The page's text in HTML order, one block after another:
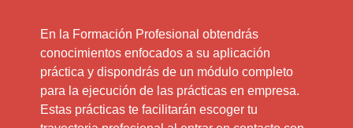
En la Formación Profesional obtendrás
conocimientos enfocados a su aplicación
práctica y dispondrás de un módulo completo
para la ejecución de las prácticas en empresa.
Estas prácticas te facilitarán escoger tu